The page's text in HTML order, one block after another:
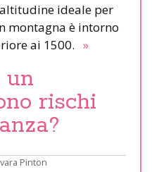
ideale per
montagna è intorno
ai 1500. »
un
rischi
Pinton